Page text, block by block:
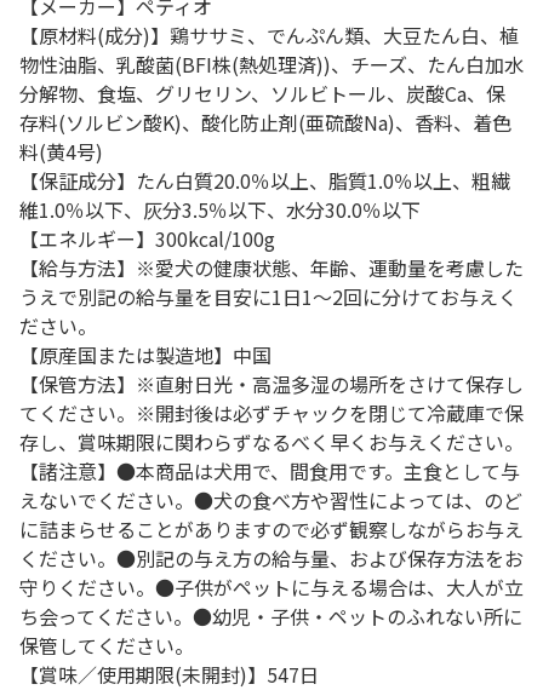
【メーカー】ペティオ
【原材料(成分)】鶏ササミ、でんぷん類、大豆たん白、植
物性油脂、乳酸菌(BFI株(熱処理済))、チーズ、たん白加水
分解物、食塩、グリセリン、ソルビトール、炭酸Ca、保
存料(ソルビン酸K)、酸化防止剤(亜硫酸Na)、香料、着色
料(黄4号)
【保証成分】たん白質20.0％以上、脂質1.0％以上、粗繊
維1.0％以下、灰分3.5％以下、水分30.0％以下
【エネルギー】300kcal/100g
【給与方法】※愛犬の健康状態、年齢、運動量を考慮した
うえで別記の給与量を目安に1日1～2回に分けてお与えく
ださい。
【原産国または製造地】中国
【保管方法】※直射日光・高温多湿の場所をさけて保存し
てください。※開封後は必ずチャックを閉じて冷蔵庫で保
存し、賞味期限に関わらずなるべく早くお与えください。
【諸注意】●本商品は犬用で、間食用です。主食として与
えないでください。●犬の食べ方や習性によっては、のど
に詰まらせることがありますので必ず観察しながらお与え
ください。●別記の与え方の給与量、および保存方法をお
守りください。●子供がペットに与える場合は、大人が立
ち会ってください。●幼児・子供・ペットのふれない所に
保管してください。
【賞味／使用期限(未開封)】547日